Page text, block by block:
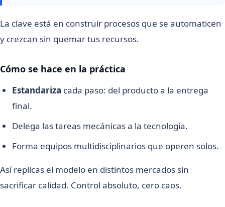
La clave está en construir procesos que se automaticen
y crezcan sin quemar tus recursos.
Cómo se hace en la práctica
Estandariza cada paso: del producto a la entrega
final.
Delega las tareas mecánicas a la tecnología.
Forma equipos multidisciplinarios que operen solos.
Así replicas el modelo en distintos mercados sin
sacrificar calidad. Control absoluto, cero caos.